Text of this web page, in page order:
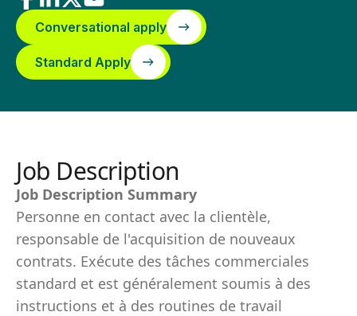
Conversational apply
Standard Apply
Job Description
Job Description Summary
Personne en contact avec la clientèle,
responsable de l'acquisition de nouveaux
contrats. Exécute des tâches commerciales
standard et est généralement soumis à des
instructions et à des routines de travail